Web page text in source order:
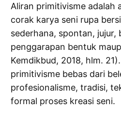
Aliran primitivisme adalah
corak karya seni rupa
sederhana, spontan, jujur,
penggarapan bentuk
Kemdikbud, 2018, hlm.
primitivisme bebas dari
profesionalisme, tradisi,
formal proses kreasi seni.